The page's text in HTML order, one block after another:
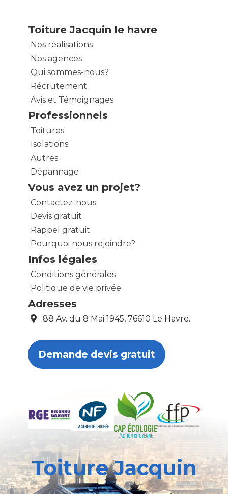
Toiture Jacquin le havre
Nos réalisations
Nos agences
Qui sommes-nous?
Récrutement
Avis et Témoignages
Professionnels
Toitures
Isolations
Autres
Dépannage
Vous avez un projet?
Contactez-nous
Devis gratuit
Rappel gratuit
Pourquoi nous rejoindre?
Infos légales
Conditions générales
Politique de vie privée
Adresses
88 Av. du 8 Mai 1945, 76610 Le Havre.
Demande devis gratuit
Toiture Jacquin